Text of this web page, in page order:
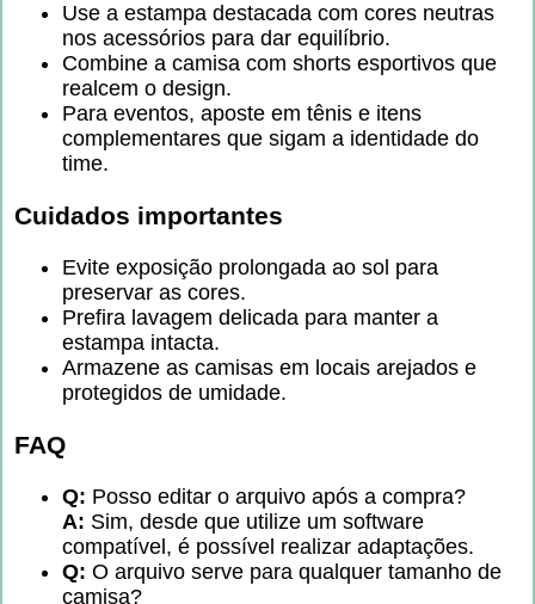
Use a estampa destacada com cores neutras
nos acessórios para dar equilíbrio.
Combine a camisa com shorts esportivos que
realcem o design.
Para eventos, aposte em tênis e itens
complementares que sigam a identidade do
time.
Cuidados importantes
Evite exposição prolongada ao sol para
preservar as cores.
Prefira lavagem delicada para manter a
estampa intacta.
Armazene as camisas em locais arejados e
protegidos de umidade.
FAQ
Q: Posso editar o arquivo após a compra?
A: Sim, desde que utilize um software
compatível, é possível realizar adaptações.
Q: O arquivo serve para qualquer tamanho de
camisa?